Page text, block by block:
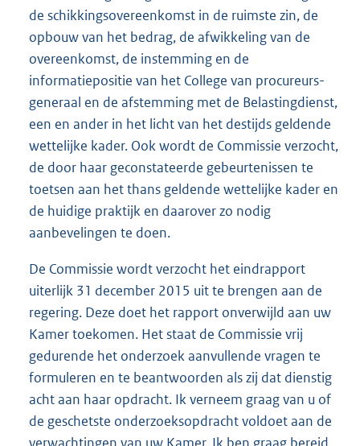
de schikkingsovereenkomst in de ruimste zin, de
opbouw van het bedrag, de afwikkeling van de
overeenkomst, de instemming en de
informatiepositie van het College van procureurs-
generaal en de afstemming met de Belastingdienst,
een en ander in het licht van het destijds geldende
wettelijke kader. Ook wordt de Commissie verzocht,
de door haar geconstateerde gebeurtenissen te
toetsen aan het thans geldende wettelijke kader en
de huidige praktijk en daarover zo nodig
aanbevelingen te doen.
De Commissie wordt verzocht het eindrapport
uiterlijk 31 december 2015 uit te brengen aan de
regering. Deze doet het rapport onverwijld aan uw
Kamer toekomen. Het staat de Commissie vrij
gedurende het onderzoek aanvullende vragen te
formuleren en te beantwoorden als zij dat dienstig
acht aan haar opdracht. Ik verneem graag van u of
de geschetste onderzoeksopdracht voldoet aan de
verwachtingen van uw Kamer. Ik ben graag bereid